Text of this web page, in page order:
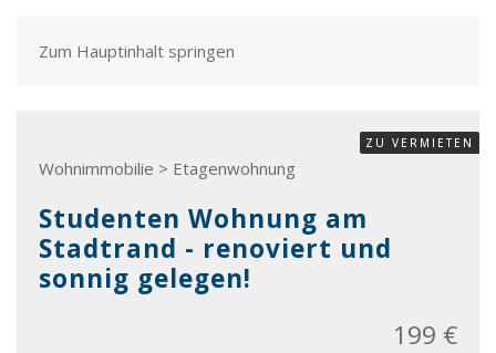
Zum Hauptinhalt springen
Wohnimmobilie > Etagenwohnung
ZU VERMIETEN
Studenten Wohnung am
Stadtrand - renoviert und
sonnig gelegen!
199 €